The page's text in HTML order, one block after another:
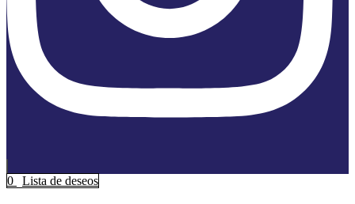
0
Lista de deseos